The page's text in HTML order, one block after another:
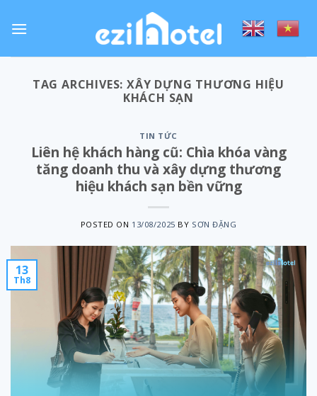
TAG ARCHIVES:XÂY DỰNG THƯƠNG HIỆU
KHÁCH SẠN
TIN TỨC
Liên hệ khách hàng cũ: Chìa khóa vàng
tăng doanh thu và xây dựng thương
hiệu khách sạn bền vững
POSTED ON 13/08/2025 BY SƠN ĐẶNG
13
Th8